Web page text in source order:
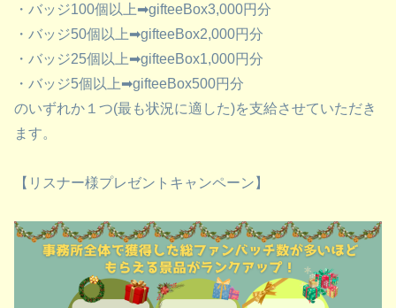
・バッジ100個以上➡gifteeBox3,000円分
・バッジ50個以上➡gifteeBox2,000円分
・バッジ25個以上➡gifteeBox1,000円分
・バッジ5個以上➡gifteeBox500円分
のいずれか１つ(最も状況に適した)を支給させていただき
ます。
【リスナー様プレゼントキャンペーン】